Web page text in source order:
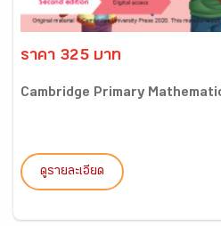
ราคา 325 บาท
Cambridge Primary
ดูรายละเอียด